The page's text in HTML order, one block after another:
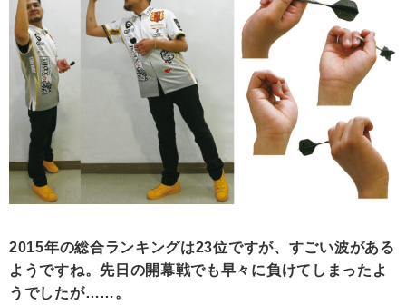
2015年の総合ランキングは23位ですが、すごい波がある
ようですね。先日の開幕戦でも早々に負けてしまったよ
うでしたが……。